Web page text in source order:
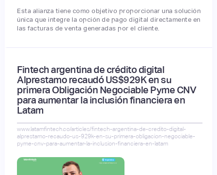
Esta alianza tiene como objetivo proporcionar una solución
única que integre la opción de pago digital directamente en
las facturas de venta generadas por el cliente.
Fintech argentina de crédito digital
Alprestamo recaudó US$929K en su
primera Obligación Negociable Pyme CNV
para aumentar la inclusión financiera en
Latam
www.latamfintech.co/articles/fintech-argentina-de-credito-digital-
alprestamo-recaudo-us-929k-en-su-primera-obligacion-negociable-
pyme-cnv-para-aumentar-la-inclusion-financiera-en-latam